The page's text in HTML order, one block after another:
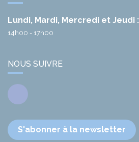
Lundi, Mardi, Mercredi et Jeudi :
14h00 - 17h00
NOUS SUIVRE
Facebook
S'abonner à la newsletter